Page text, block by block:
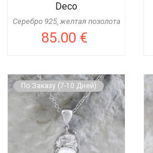
Deco
Серебро 925, желтая позолота
85.00 €
По Заказу (7-10 Дней)